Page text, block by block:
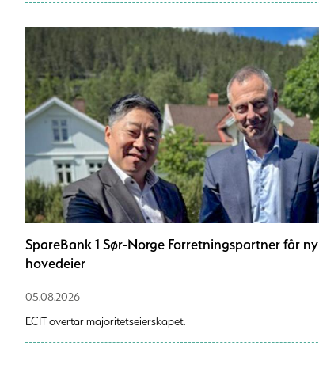
SpareBank 1 Sør-Norge Forretningspartner får ny
hovedeier
05.08.2026
ECIT overtar majoritetseierskapet.